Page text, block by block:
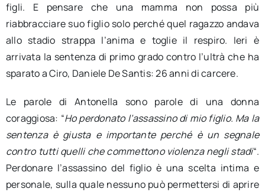
figli. E pensare che una mamma non possa più
riabbracciare suo figlio solo perché quel ragazzo andava
allo stadio strappa l’anima e toglie il respiro. Ieri è
arrivata la sentenza di primo grado contro l’ultrà che ha
sparato a Ciro, Daniele De Santis: 26 anni di carcere.
Le parole di Antonella sono parole di una donna
coraggiosa: “Ho perdonato l’assassino di mio figlio. Ma la
sentenza è giusta e importante perché è un segnale
contro tutti quelli che commettono violenza negli stadi“.
Perdonare l’assassino del figlio è una scelta intima e
personale, sulla quale nessuno può permettersi di aprire